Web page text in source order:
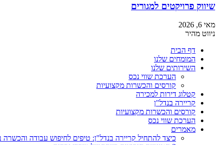
שיווק פרויקטים למגורים
מאי 6, 2026
ניווט מהיר
דף הבית
המומחים שלנו
השירותים שלנו
הערכת שווי נכס
קורסים והכשרות מקצועיות
קטלוג דירות למכירה
קריירה בנדל"ן
קורסים והכשרות מקצועיות
הערכת שווי נכס
מאמרים
כיצד להתחיל קריירה בנדל"ן: טיפים לחיפוש עבודה והכשרה